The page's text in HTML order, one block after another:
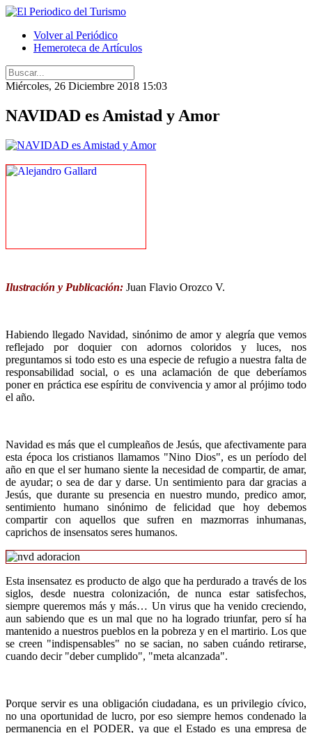
Volver al Periódico
Hemeroteca de Artículos
Miércoles, 26 Diciembre 2018 15:03
NAVIDAD es Amistad y Amor
Ilustración y Publicación: Juan Flavio Orozco V.
Habiendo llegado Navidad, sinónimo de amor y alegría que vemos
reflejado por doquier con adornos coloridos y luces, nos
preguntamos si todo esto es una especie de refugio a nuestra falta de
responsabilidad social, o es una aclamación de que deberíamos
poner en práctica ese espíritu de convivencia y amor al prójimo todo
el año.
Navidad es más que el cumpleaños de Jesús, que afectivamente para
esta época los cristianos llamamos "Nino Dios", es un período del
año en que el ser humano siente la necesidad de compartir, de amar,
de ayudar; o sea de dar y darse. Un sentimiento para dar gracias a
Jesús, que durante su presencia en nuestro mundo, predico amor,
sentimiento humano sinónimo de felicidad que hoy debemos
compartir con aquellos que sufren en mazmorras inhumanas,
caprichos de insensatos seres humanos.
Esta insensatez es producto de algo que ha perdurado a través de los
siglos, desde nuestra colonización, de nunca estar satisfechos,
siempre queremos más y más… Un virus que ha venido creciendo,
aun sabiendo que es un mal que no ha logrado triunfar, pero sí ha
mantenido a nuestros pueblos en la pobreza y en el martirio. Los que
se creen "indispensables" no se sacian, no saben cuándo retirarse,
cuando decir "deber cumplido", "meta alcanzada".
Porque servir es una obligación ciudadana, es un privilegio cívico,
no una oportunidad de lucro, por eso siempre hemos condenado la
permanencia en el PODER, ya que el Estado es una empresa de